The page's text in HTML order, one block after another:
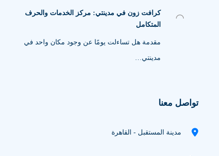
كرافت زون في مدينتي: مركز الخدمات والحرف
المتكامل
مقدمة هل تساءلت يومًا عن وجود مكان واحد في
مدينتي…
تواصل معنا
مدينة المستقبل - القاهرة